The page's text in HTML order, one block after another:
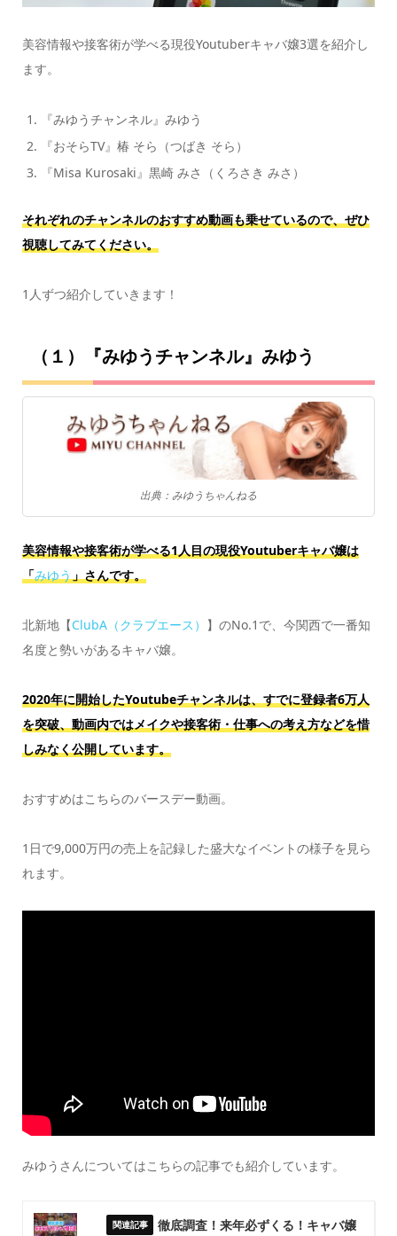
美容情報や接客術が学べる現役Youtuberキャバ嬢3選を紹介し
ます。
『みゆうチャンネル』みゆう
『おそらTV』椿 そら（つばき そら）
『Misa Kurosaki』黒崎 みさ（くろさき みさ）
それぞれのチャンネルのおすすめ動画も乗せているので、ぜひ
視聴してみてください。
1人ずつ紹介していきます！
（１）『みゆうチャンネル』みゆう
出典：みゆうちゃんねる
美容情報や接客術が学べる1人目の現役Youtuberキャバ嬢は
「みゆう」さんです。
北新地【ClubA（クラブエース） 】のNo.1で、今関西で一番知
名度と勢いがあるキャバ嬢。
2020年に開始したYoutubeチャンネルは、すでに登録者6万人
を突破、動画内ではメイクや接客術・仕事への考え方などを惜
しみなく公開しています。
おすすめはこちらのバースデー動画。
1日で9,000万円の売上を記録した盛大なイベントの様子を見ら
れます。
みゆうさんについてはこちらの記事でも紹介しています。
徹底調査！来年必ずくる！キャバ嬢